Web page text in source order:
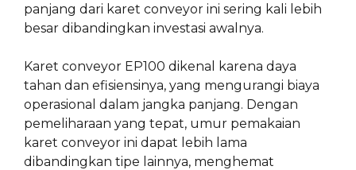
panjang dari karet conveyor ini sering kali lebih
besar dibandingkan investasi awalnya.
Karet conveyor EP100 dikenal karena daya
tahan dan efisiensinya, yang mengurangi biaya
operasional dalam jangka panjang. Dengan
pemeliharaan yang tepat, umur pemakaian
karet conveyor ini dapat lebih lama
dibandingkan tipe lainnya, menghemat